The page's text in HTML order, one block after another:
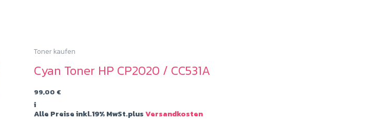
Toner kaufen
Cyan Toner HP CP2020 / CC531A
99,00 €
i
Alle Preise inkl.19% MwSt.plusVersandkosten